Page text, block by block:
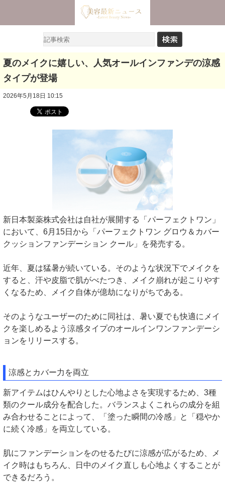
夏のメイクに嬉しい、人気オールインファンデの涼感
タイプが登場
2026年5月18日 10:15
新日本製薬株式会社は自社が展開する「パーフェクトワン」
において、6月15日から「パーフェクトワン グロウ＆カバー
クッションファンデーション クール」を発売する。
近年、夏は猛暑が続いている。そのような状況下でメイクを
すると、汗や皮脂で肌がべたつき、メイク崩れが起こりやす
くなるため、メイク自体が億劫になりがちである。
そのようなユーザーのために同社は、暑い夏でも快適にメイ
クを楽しめるよう涼感タイプのオールインワンファンデーシ
ョンをリリースする。
涼感とカバー力を両立
新アイテムはひんやりとした心地よさを実現するため、3種
類のクール成分を配合した。バランスよくこれらの成分を組
み合わせることによって、「塗った瞬間の冷感」と「穏やか
に続く冷感」を両立している。
肌にファンデーションをのせるたびに涼感が広がるため、メ
イク時はもちろん、日中のメイク直しも心地よくすることが
できるだろう。